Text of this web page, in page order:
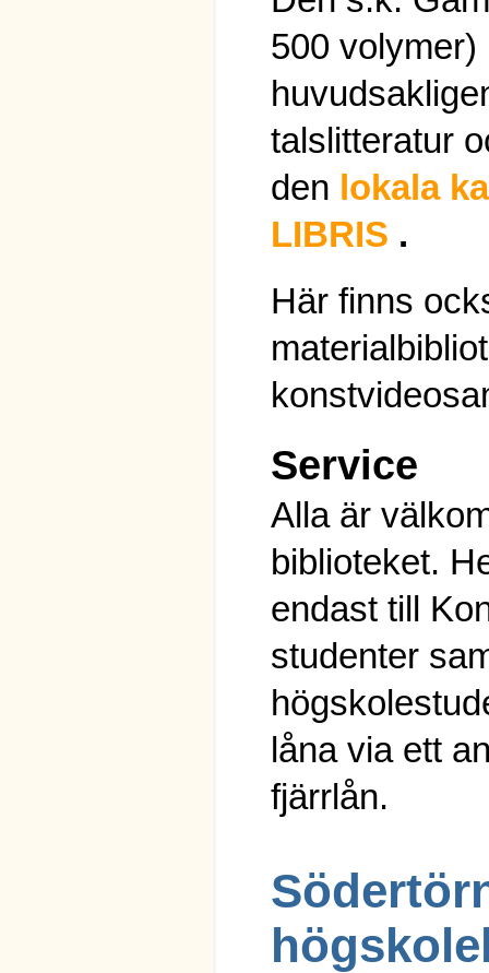
500 volymer)
talslitteratur
den lokala
LIBRIS .
Här finns
Service
Alla är
biblioteket.
endast till
studenter
låna via ett
fjärrlån.